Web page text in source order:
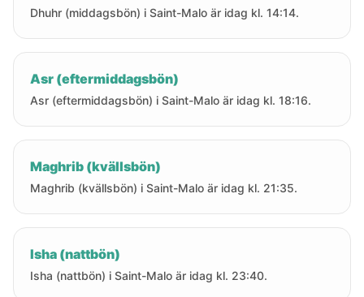
Dhuhr (middagsbön) i Saint-Malo är idag kl. 14:14.
Asr (eftermiddagsbön)
Asr (eftermiddagsbön) i Saint-Malo är idag kl. 18:16.
Maghrib (kvällsbön)
Maghrib (kvällsbön) i Saint-Malo är idag kl. 21:35.
Isha (nattbön)
Isha (nattbön) i Saint-Malo är idag kl. 23:40.